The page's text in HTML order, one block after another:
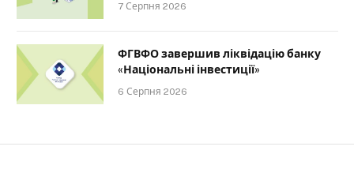
7 Серпня 2026
ФГВФО завершив ліквідацію банку
«Національні інвестиції»
6 Серпня 2026